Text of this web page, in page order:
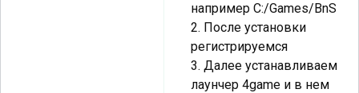
например С:/Games/BnS
2. После установки
регистрируемся
3. Далее устанавливаем
лаунчер 4game и в нем